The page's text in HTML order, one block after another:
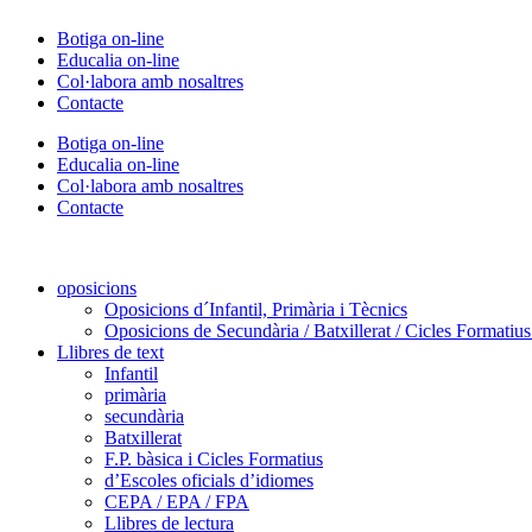
contingut
Botiga on-line
Educalia on-line
Col·labora amb nosaltres
Contacte
Botiga on-line
Educalia on-line
Col·labora amb nosaltres
Contacte
oposicions
Oposicions d´Infantil, Primària i Tècnics
Oposicions de Secundària / Batxillerat / Cicles
Llibres de text
Infantil
primària
secundària
Batxillerat
F.P. bàsica i Cicles Formatius
d’Escoles oficials d’idiomes
CEPA / EPA / FPA
Llibres de lectura